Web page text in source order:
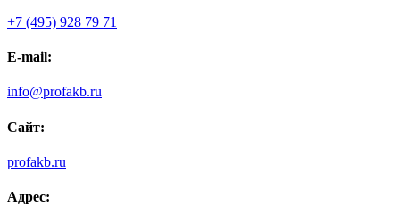
+7 (495) 928 79 71
E-mail:
info@profakb.ru
Сайт:
profakb.ru
Адрес: